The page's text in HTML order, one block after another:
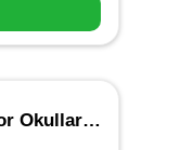
Hidayet Türkoğlu Basketbol ve Spor Okulları - Dikmen